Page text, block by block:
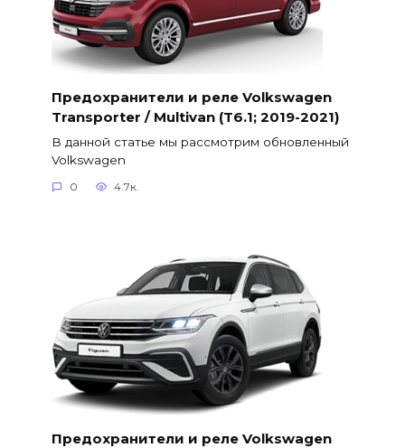
Предохранители и реле Volkswagen
Transporter / Multivan (T6.1; 2019-2021)
В данной статье мы рассмотрим обновленный
Volkswagen
0 4.7к.
Предохранители и реле Volkswagen